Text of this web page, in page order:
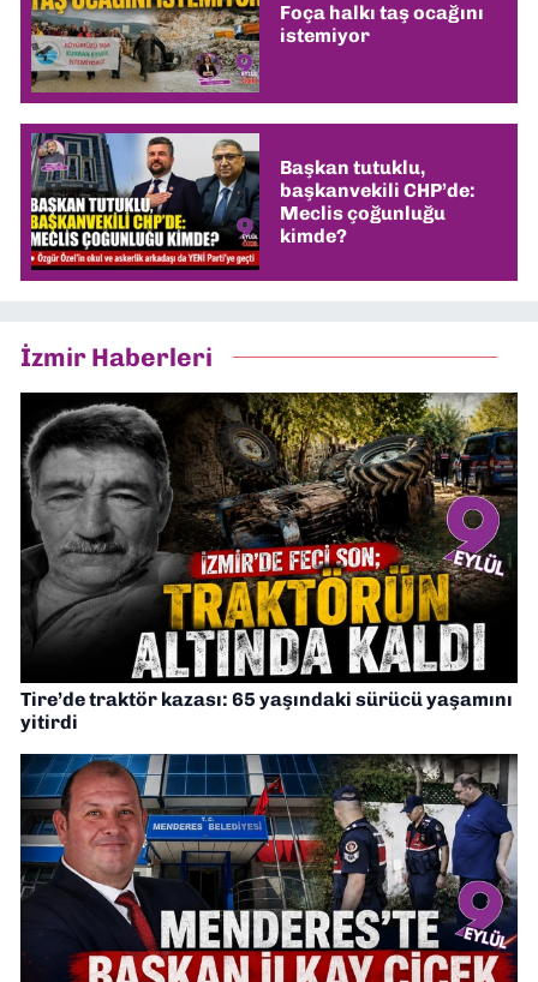
Foça halkı taş ocağını
istemiyor
Başkan tutuklu,
başkanvekili CHP’de:
Meclis çoğunluğu
kimde?
İzmir Haberleri
Tire’de traktör kazası: 65 yaşındaki sürücü yaşamını
yitirdi